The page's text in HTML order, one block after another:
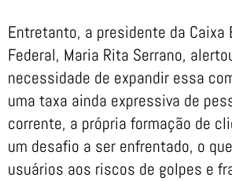
Entretanto, a presidente da Caixa
Federal, Maria Rita Serrano,
necessidade de expandir essa
uma taxa ainda expressiva de
corrente, a própria formação de
um desafio a ser enfrentado, o
usuários aos riscos de golpes e